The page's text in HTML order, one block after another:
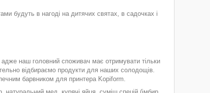
будуть в нагоді на дитячих святах, в садочках і
адже наш головний споживач має отримувати тільки
відбираємо продукти для наших солодощів.
барвником для принтера Kopiform.